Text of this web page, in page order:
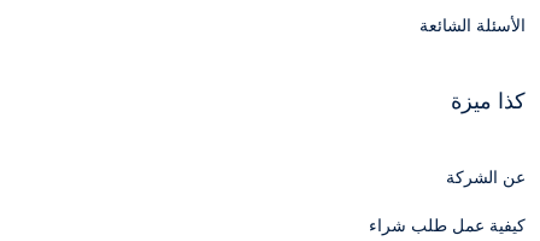
الأسئلة الشائعة
كذا ميزة
عن الشركة
كيفية عمل طلب شراء